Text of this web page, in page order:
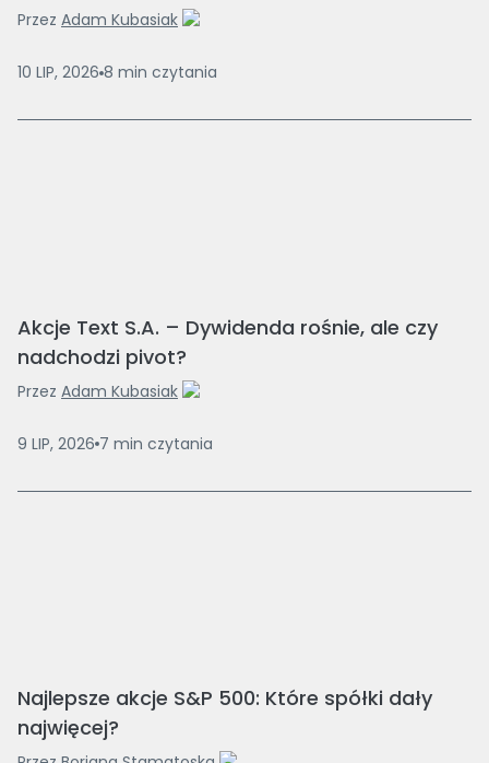
Przez Adam Kubasiak
10 LIP, 2026 8 min czytania
Akcje Text S.A. – Dywidenda rośnie, ale czy
nadchodzi pivot?
Przez Adam Kubasiak
9 LIP, 2026 7 min czytania
Najlepsze akcje S&P 500: Które spółki dały
najwięcej?